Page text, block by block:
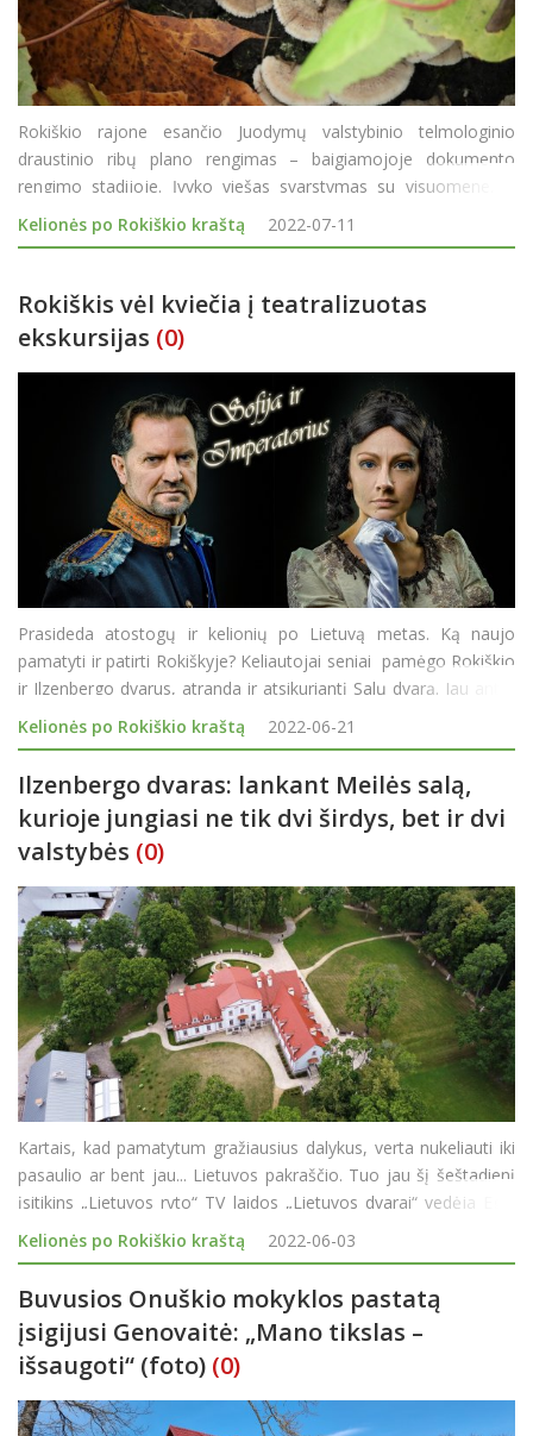
Rokiškio rajone esančio Juodymų valstybinio telmologinio
draustinio ribų plano rengimas – baigiamojoje dokumento
rengimo stadijoje. Įvyko viešas svarstymas su visuomene, o
artimiausiu metu planas bus teikiamas derinti suinteresuotoms
institucijoms. Tikimasi, kad per artimiausią p
Kelionės po Rokiškio kraštą 2022-07-11
Rokiškis vėl kviečia į teatralizuotas
ekskursijas (0)
Prasideda atostogų ir kelionių po Lietuvą metas. Ką naujo
pamatyti ir patirti Rokiškyje? Keliautojai seniai pamėgo Rokiškio
ir Ilzenbergo dvarus, atranda ir atsikuriantį Salų dvarą. Jau antrą
vasarą atvykstantys poilsiautojai atranda ir unikalią kultūrinę
paslaugą - teatralizuot
Kelionės po Rokiškio kraštą 2022-06-21
Ilzenbergo dvaras: lankant Meilės salą,
kurioje jungiasi ne tik dvi širdys, bet ir dvi
valstybės (0)
Kartais, kad pamatytum gražiausius dalykus, verta nukeliauti iki
pasaulio ar bent jau... Lietuvos pakraščio. Tuo jau šį šeštadienį
įsitikins „Lietuvos ryto“ TV laidos „Lietuvos dvarai“ vedėja Eglė
Kernagytė – Dambrauskė, kuri kartu su laidos
Kelionės po Rokiškio kraštą 2022-06-03
Buvusios Onuškio mokyklos pastatą
įsigijusi Genovaitė: „Mano tikslas –
išsaugoti“ (foto) (0)